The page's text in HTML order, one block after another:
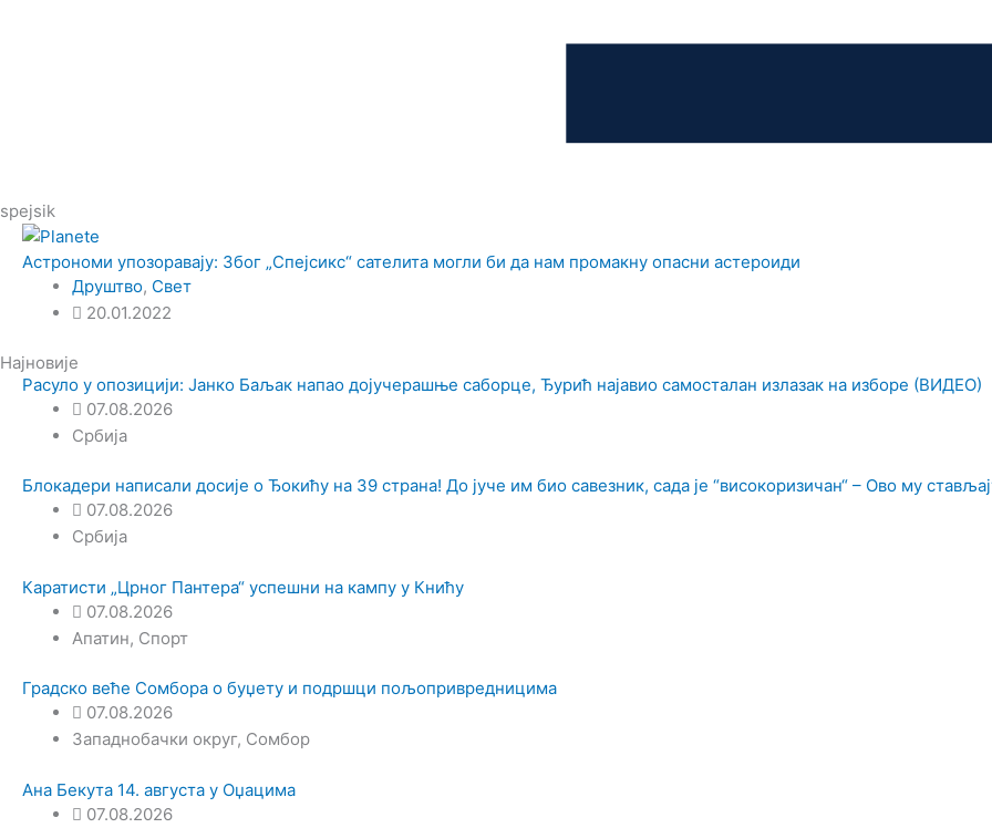
spejsik
Астрономи упозоравају: Због „Спејсикс“ сателита могли би да нам промакну опасни астероиди
Друштво, Свет
20.01.2022
Најновије
Расуло у опозицији: Јанко Баљак напао дојучерашње саборце, Ђурић најавио самосталан излазак на изборе (ВИДЕО)
07.08.2026
Србија
Блокадери написали досије о Ђокићу на 39 страна! До јуче им био савезник, сада је “високоризичан“ – Ово му
07.08.2026
Србија
Каратисти „Црног Пантера“ успешни на кампу у Книћу
07.08.2026
Апатин, Спорт
Градско веће Сомбора о буџету и подршци пољопривредницима
07.08.2026
Западнобачки округ, Сомбор
Ана Бекута 14. августа у Оџацима
07.08.2026